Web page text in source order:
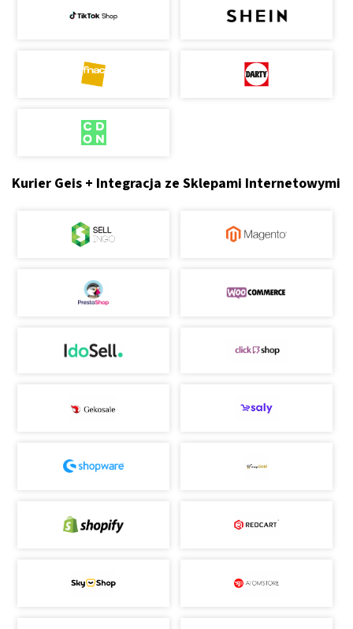
Kurier Geis + Integracja ze Sklepami Internetowymi